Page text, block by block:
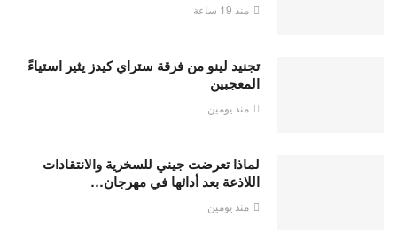
منذ 19 ساعة
تجنيد لينو من فرقة ستراي كيدز يثير استياءً
المعجبين
منذ يومين
لماذا تعرضت جيني للسخرية والانتقادات
اللاذعة بعد أدائها في مهرجان…
منذ يومين